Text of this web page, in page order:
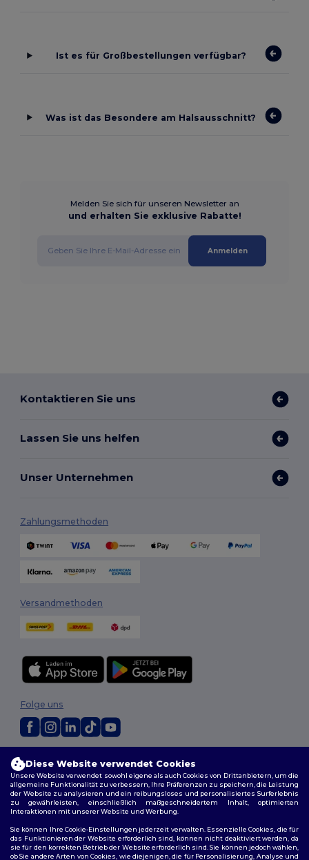
Ist es für Großbestellungen verfügbar?
Was ist das Besondere am Halsausschnitt?
Melden Sie sich für unseren Newsletter an
und erhalten Sie exklusive Rabatte!
Anmelden
Kontaktieren Sie uns
Lassen Sie uns helfen
Unser Unternehmen
Zahlungsmethoden
Versandmethoden
Allgemeine Geschäftsbedingungen
Datenschutzbestimmungen |Cookie-Richtlinie|Site Map
Folge uns
Diese Website verwendet Cookies
Unsere Website verwendet sowohl eigene als auch Cookies von Drittanbietern, um die
allgemeine Funktionalität zu verbessern, Ihre Präferenzen zu speichern, die Leistung
der Website zu analysieren und ein reibungsloses und personalisiertes Surferlebnis
zu gewährleisten, einschließlich maßgeschneidertem Inhalt, optimierten
Interaktionen mit unserer Website und Werbung.
Sie können Ihre Cookie-Einstellungen jederzeit verwalten. Essenzielle Cookies, die für
das Funktionieren der Website erforderlich sind, können nicht deaktiviert werden, da
sie für den korrekten Betrieb der Website erforderlich sind. Sie können jedoch wählen,
ob Sie andere Arten von Cookies, wie diejenigen, die für Personalisierung, Analyse und